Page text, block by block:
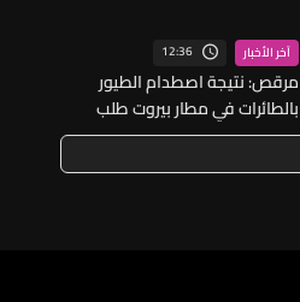
آخر الأخبار 12:36
مرقص: نتيجة اصطدام الطيور
بالطائرات في مطار بيروت طلب
مجلس الوزراء من وزارة الزراعة منع